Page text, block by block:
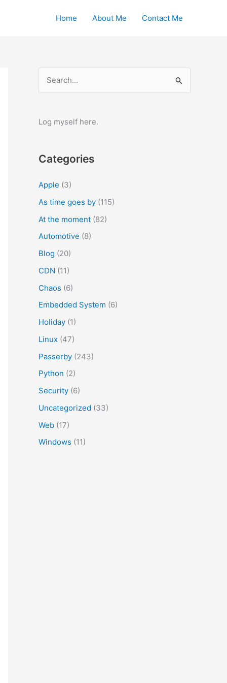
Home About Me Contact Me
r
o
Log myself here.
Categories
Apple (3)
As time goes by (115)
At the moment (82)
Automotive (8)
Blog (20)
CDN (11)
Chaos (6)
Embedded System (6)
Holiday (1)
Linux (47)
Passerby (243)
Python (2)
Security (6)
Uncategorized (33)
Web (17)
Windows (11)